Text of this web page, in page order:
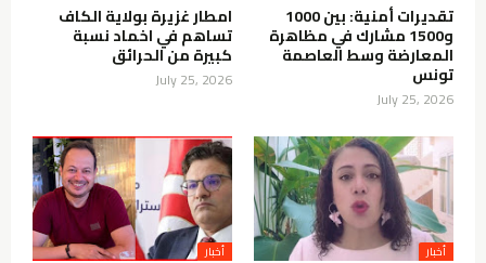
تقديرات أمنية: بين 1000
و1500 مشارك في مظاهرة
المعارضة وسط العاصمة
تونس
July 25, 2026
امطار غزيرة بولاية الكاف
تساهم في اخماد نسبة
كبيرة من الحرائق
July 25, 2026
أخبار أخبار